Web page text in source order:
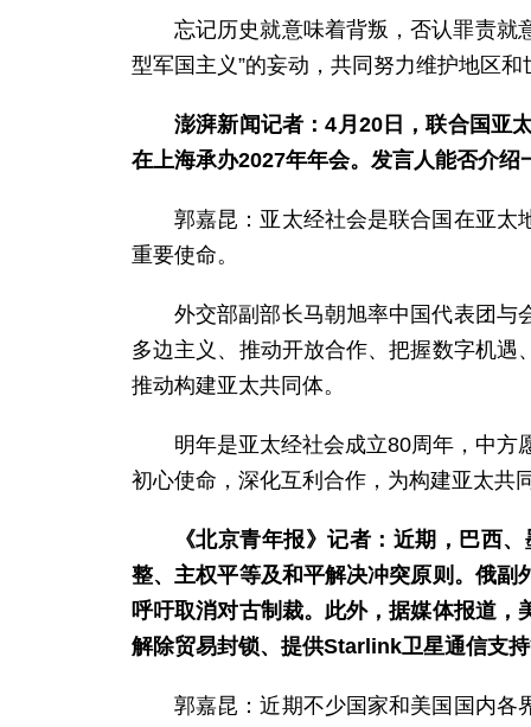
忘记历史就意味着背叛，否认罪责就
型军国主义”的妄动，共同努力维护地区
澎湃新闻记者：4月20日，联合国亚
在上海承办2027年年会。发言人能否介绍
郭嘉昆：亚太经社会是联合国在亚太
重要使命。
外交部副部长马朝旭率中国代表团与
多边主义、推动开放合作、把握数字机
推动构建亚太共同体。
明年是亚太经社会成立80周年，中方
初心使命，深化互利合作，为构建亚太共
《北京青年报》记者：近期，巴西
整、主权平等及和平解决冲突原则。俄
呼吁取消对古制裁。此外，据媒体报道
解除贸易封锁、提供Starlink卫星通信支
郭嘉昆：近期不少国家和美国国内各